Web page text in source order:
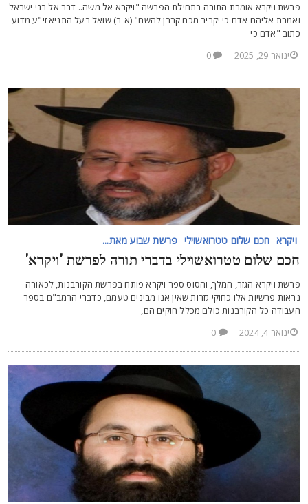
ויקרא אומרת התורה בתחילת הפרשה "ויקרא אל משה.. דבר אל בני ישראל
אליהם אדם כי יקריב מכם קרבן להשם" (א-ב) שואל בעל התניא זי"ע מדוע
"אדם כי
ינואר 29, 2025
0
ויקרא חכם שלום טטרואשוילי פרשת שבוע מאת...
שלום טטרואשוילי בדברי תורה לפרשת 'ויקרא'
ויקרא הגזר, המלך, והסוס ספר ויקרא פותח בפרשת הקורבנות, לכאורה
פרשיות אלו כחוקי גזרות שאין אנו מבינים טעמם, כדברי הרמב"ם בספר
כל הקורבנות כולם מכלל חוקים הם,
ינואר 4, 2024
0